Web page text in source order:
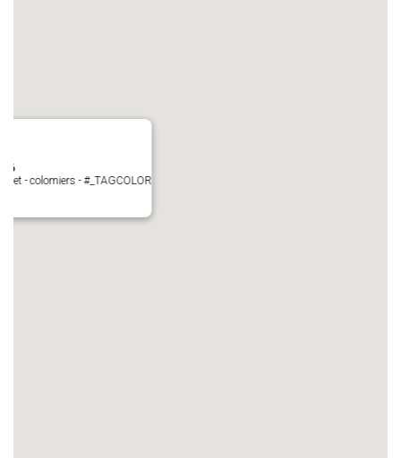
- colomiers - #_TAGCOLOR